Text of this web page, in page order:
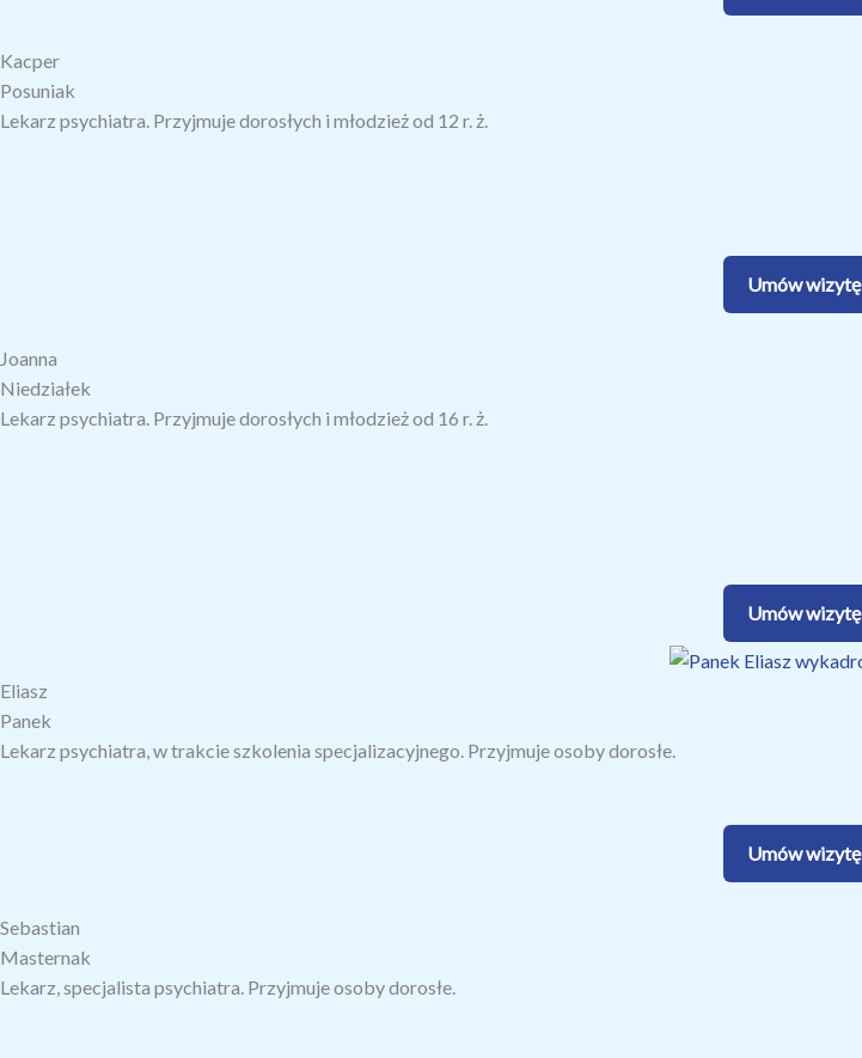
Kacper
Posuniak
Lekarz psychiatra. Przyjmuje dorosłych i młodzieżod 12 r. ż.
Umów wizytę
Joanna
Niedziałek
Lekarz psychiatra. Przyjmuje dorosłych i młodzieżod 16 r. ż.
Umów wizytę
Eliasz
Panek
Lekarz psychiatra, w trakcie szkolenia specjalizacyjnego. Przyjmuje osoby dorosłe.
Umów wizytę
Sebastian
Masternak
Lekarz, specjalista psychiatra. Przyjmuje osoby dorosłe.